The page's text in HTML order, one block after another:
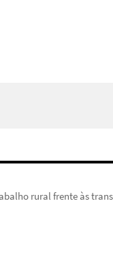
rural frente às